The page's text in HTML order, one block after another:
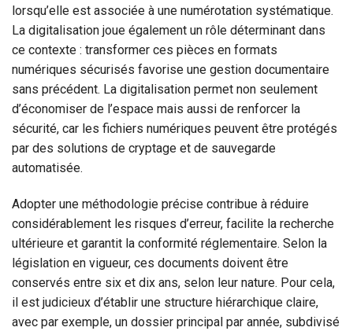
lorsqu’elle est associée à une numérotation systématique.
La digitalisation joue également un rôle déterminant dans
ce contexte : transformer ces pièces en formats
numériques sécurisés favorise une gestion documentaire
sans précédent. La digitalisation permet non seulement
d’économiser de l’espace mais aussi de renforcer la
sécurité, car les fichiers numériques peuvent être protégés
par des solutions de cryptage et de sauvegarde
automatisée.
Adopter une méthodologie précise contribue à réduire
considérablement les risques d’erreur, facilite la recherche
ultérieure et garantit la conformité réglementaire. Selon la
législation en vigueur, ces documents doivent être
conservés entre six et dix ans, selon leur nature. Pour cela,
il est judicieux d’établir une structure hiérarchique claire,
avec par exemple, un dossier principal par année, subdivisé